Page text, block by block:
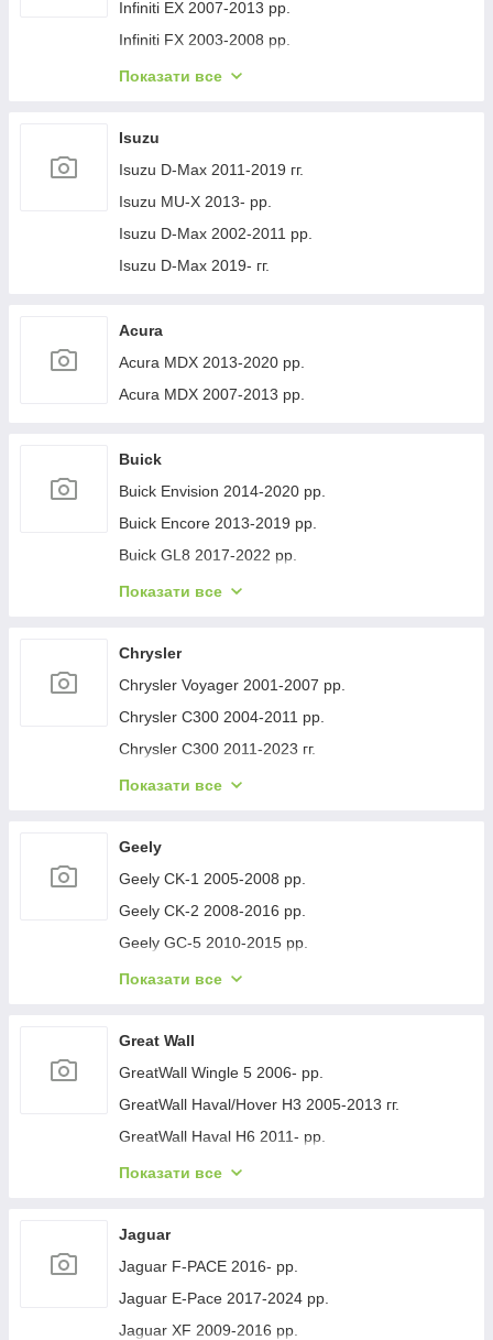
Jeep Cherokee XJ 1984-2001 гг.
Infiniti EX 2007-2013 рр.
Infiniti FX 2003-2008 рр.
Infiniti FX 2008-2012 рр.
Infiniti Q30 2015-2024 гг.
Infiniti Q50/Q60 2013-2024 рр.
Infiniti QX50 2013-2017 рр.
Infiniti QX56 2010-2013 рр.
Infiniti QX70 2013-2019 рр.
Infiniti G25/G35/37 (V36/CV36) 2006-2015 гг.
Infinity Q70/M-series 2010-2019 рр.
Infiniti QX80 2013-2024 рр.
Показати все
Isuzu
Isuzu D-Max 2011-2019 гг.
Isuzu MU-X 2013- рр.
Isuzu D-Max 2002-2011 рр.
Isuzu D-Max 2019- гг.
Acura
Acura MDX 2013-2020 рр.
Acura MDX 2007-2013 рр.
Buick
Buick Envision 2014-2020 рр.
Buick Encore 2013-2019 рр.
Buick GL8 2017-2022 рр.
Buick Lacrosse 2017-2023 рр.
Buick Verano 2016-2021 рр.
Buick Enclave 2007-2012 рр.
Показати все
Chrysler
Chrysler Voyager 2001-2007 рр.
Chrysler C300 2004-2011 рр.
Chrysler C300 2011-2023 гг.
Chrysler Voyager 1996-2001 рр.
Chrysler 200 II 2014-2017 рр.
Показати все
Geely
Geely CK-1 2005-2008 рр.
Geely CK-2 2008-2016 рр.
Geely GC-5 2010-2015 рр.
Geely GC-6 2014-2020 рр.
Geely Emgrand EC7 2009- рр.
Geely Emgrand X7 2011- рр.
Geely LC Cross 2008-2016 гг.
Geely MK 2006-2014 рр.
Geely MK Cross 2010-2016 рр.
Показати все
Great Wall
GreatWall Wingle 5 2006- рр.
GreatWall Haval/Hover H3 2005-2013 гг.
GreatWall Haval H6 2011- рр.
GreatWall Haval F7 2018-2024 рр.
Показати все
Jaguar
Jaguar F-PACE 2016- рр.
Jaguar E-Pace 2017-2024 рр.
Jaguar XF 2009-2016 рр.